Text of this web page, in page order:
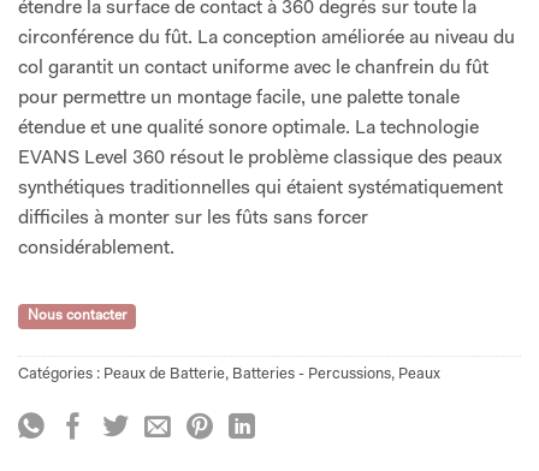
étendre la surface de contact à 360 degrés sur toute la
circonférence du fût. La conception améliorée au niveau du
col garantit un contact uniforme avec le chanfrein du fût
pour permettre un montage facile, une palette tonale
étendue et une qualité sonore optimale. La technologie
EVANS Level 360 résout le problème classique des peaux
synthétiques traditionnelles qui étaient systématiquement
difficiles à monter sur les fûts sans forcer
considérablement.
Nous contacter
Catégories : Peaux de Batterie, Batteries - Percussions, Peaux